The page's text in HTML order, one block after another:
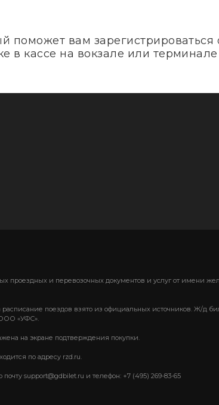
поможет вам
в кассе на вокзале или
проездных и перевозочных документов и услуг от имени
поездов взято из официальных источников. Ж/д
«УФС».
на экране подтверждения покупки.
по адресу rzd.ru.
support@gdbilet.ru и телефон: +7 (495) 269-83-65